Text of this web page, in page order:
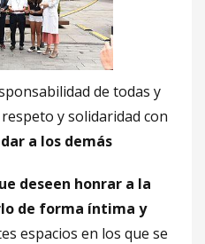
de todas y
y solidaridad con
a los demás
deseen honrar a la
de forma íntima y
espacios en los que se